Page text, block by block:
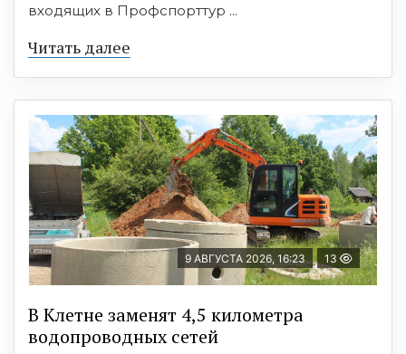
входящих в Профспорттур ...
Читать далее
9 АВГУСТА 2026, 16:23 13
В Клетне заменят 4,5 километра
водопроводных сетей